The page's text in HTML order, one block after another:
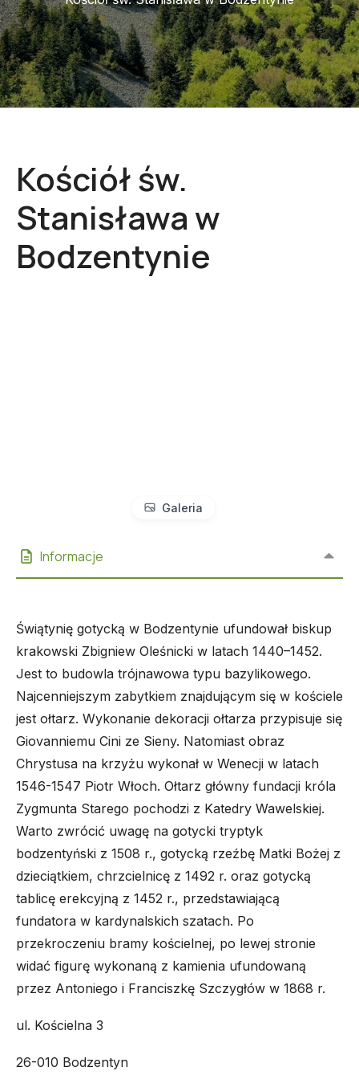
Kościół św.
Stanisława w
Bodzentynie
Galeria
Informacje
Świątynię gotycką w Bodzentynie ufundował biskup
krakowski Zbigniew Oleśnicki w latach 1440–1452.
Jest to budowla trójnawowa typu bazylikowego.
Najcenniejszym zabytkiem znajdującym się w kościele
jest ołtarz. Wykonanie dekoracji ołtarza przypisuje się
Giovanniemu Cini ze Sieny. Natomiast obraz
Chrystusa na krzyżu wykonał w Wenecji w latach
1546-1547 Piotr Włoch. Ołtarz główny fundacji króla
Zygmunta Starego pochodzi z Katedry Wawelskiej.
Warto zwrócić uwagę na gotycki tryptyk
bodzentyński z 1508 r., gotycką rzeźbę Matki Bożej z
dzieciątkiem, chrzcielnicę z 1492 r. oraz gotycką
tablicę erekcyjną z 1452 r., przedstawiającą
fundatora w kardynalskich szatach. Po
przekroczeniu bramy kościelnej, po lewej stronie
widać figurę wykonaną z kamienia ufundowaną
przez Antoniego i Franciszkę Szczygłów w 1868 r.
ul. Kościelna 3
26-010 Bodzentyn